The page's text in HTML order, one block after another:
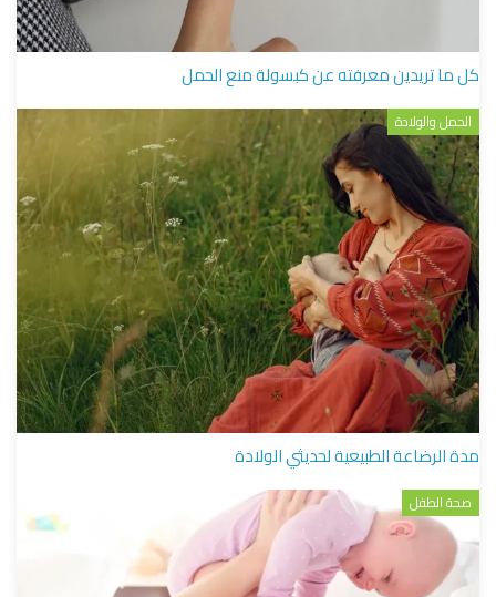
كل ما تريدين معرفته عن كبسولة منع الحمل
الحمل والولادة
مدة الرضاعة الطبيعية لحديثي الولادة
صحة الطفل